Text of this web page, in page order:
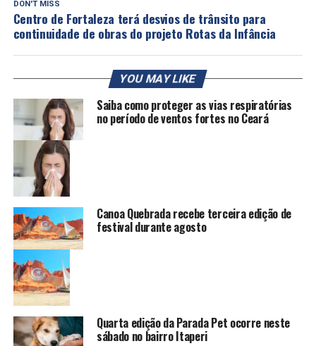
DON'T MISS
Centro de Fortaleza terá desvios de trânsito para
continuidade de obras do projeto Rotas da Infância
YOU MAY LIKE
Saiba como proteger as vias respiratórias
no período de ventos fortes no Ceará
Canoa Quebrada recebe terceira edição de
festival durante agosto
Quarta edição da Parada Pet ocorre neste
sábado no bairro Itaperi